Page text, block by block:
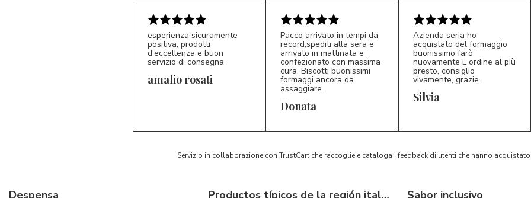
esperienza sicuramente
positiva, prodotti
d'eccellenza e buon
servizio di consegna
amalio rosati
D*
Pacco arrivato in tempi da
record,spediti alla sera e
arrivato in mattinata e
confezionato con massima
cura. Biscotti buonissimi
formaggi ancora da
assaggiare.
Donata S*
Azienda seria ho
acquistato del formaggio
buonissimo farò
nuovamente L ordine al più
presto, consiglio
vivamente, grazie.
Silvia
Servizio in collaborazione con TrustCart che raccoglie e cataloga i feedback di utenti che hanno
Despensa Productos típicos de la región italiana Sabor inclusivo